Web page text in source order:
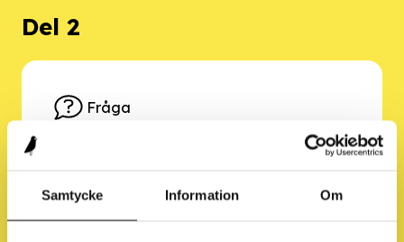
Samtycke Information Om
Del 2
Fråga